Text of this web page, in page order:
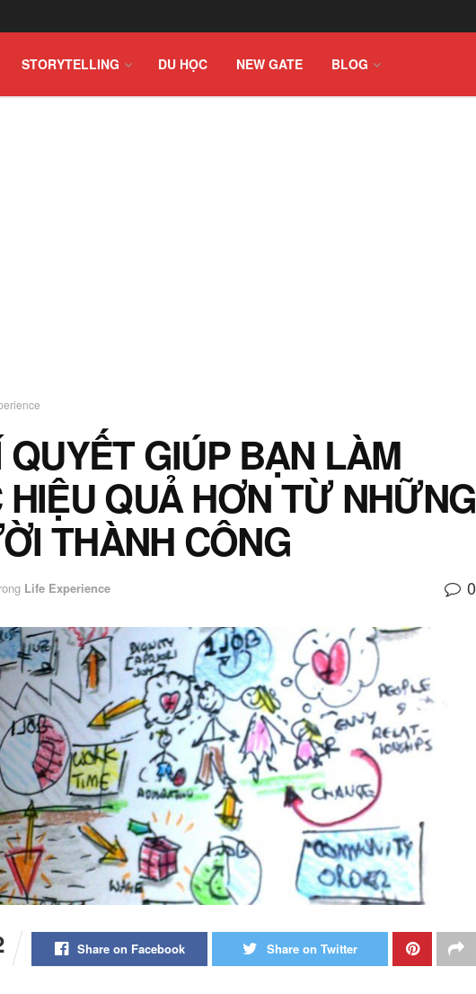
STORYTELLING DU HỌC NEW GATE BLOG
QUYẾT GIÚP BẠN LÀM
HIỆU QUẢ HƠN TỪ NHỮNG
THÀNH CÔNG
Life Experience 0
Share on Facebook Share on Twitter